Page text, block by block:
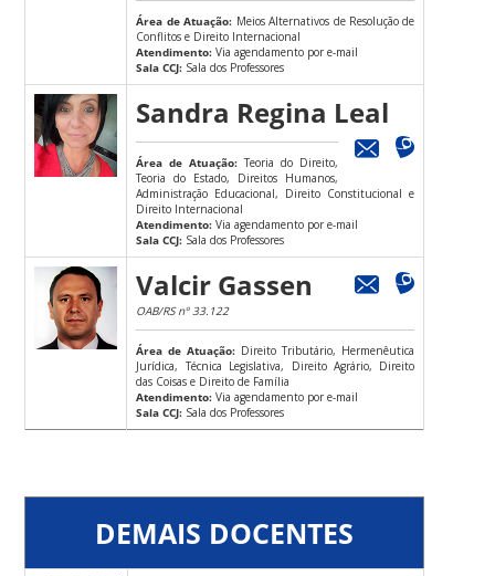
Área de Atuação: Meios Alternativos de Resolução de
Conflitos e Direito Internacional
Atendimento: Via agendamento por e-mail
Sala CCJ: Sala dos Professores
Sandra Regina Leal
Área de Atuação: Teoria do Direito,
Teoria do Estado, Direitos Humanos,
Administração Educacional, Direito Constitucional e
Direito Internacional
Atendimento: Via agendamento por e-mail
Sala CCJ: Sala dos Professores
Valcir Gassen
OAB/RS nº 33.122
Área de Atuação: Direito Tributário, Hermenêutica
Jurídica, Técnica Legislativa, Direito Agrário, Direito
das Coisas e Direito de Família
Atendimento: Via agendamento por e-mail
Sala CCJ: Sala dos Professores
DEMAIS DOCENTES